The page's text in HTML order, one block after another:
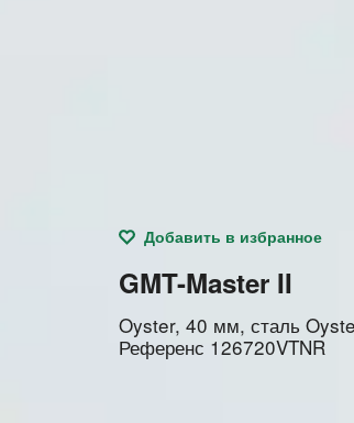
Добавить в избранное
GMT-Master II
Oyster, 40 мм, сталь
Референс 126720VTNR